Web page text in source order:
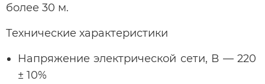
более 30 м.
Технические характеристики
Напряжение электрической сети, В — 220
± 10%